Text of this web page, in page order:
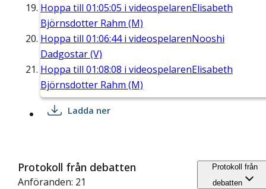
Hoppa till 01:05:05 i videospelarenElisabeth
Björnsdotter Rahm (M)
Hoppa till 01:06:44i videospelarenNooshi
Dadgostar (V)
Hoppa till 01:08:08 i videospelarenElisabeth
Björnsdotter Rahm (M)
Ladda ner
Protokoll från debatten
Anföranden: 21
Protokoll från
debatten